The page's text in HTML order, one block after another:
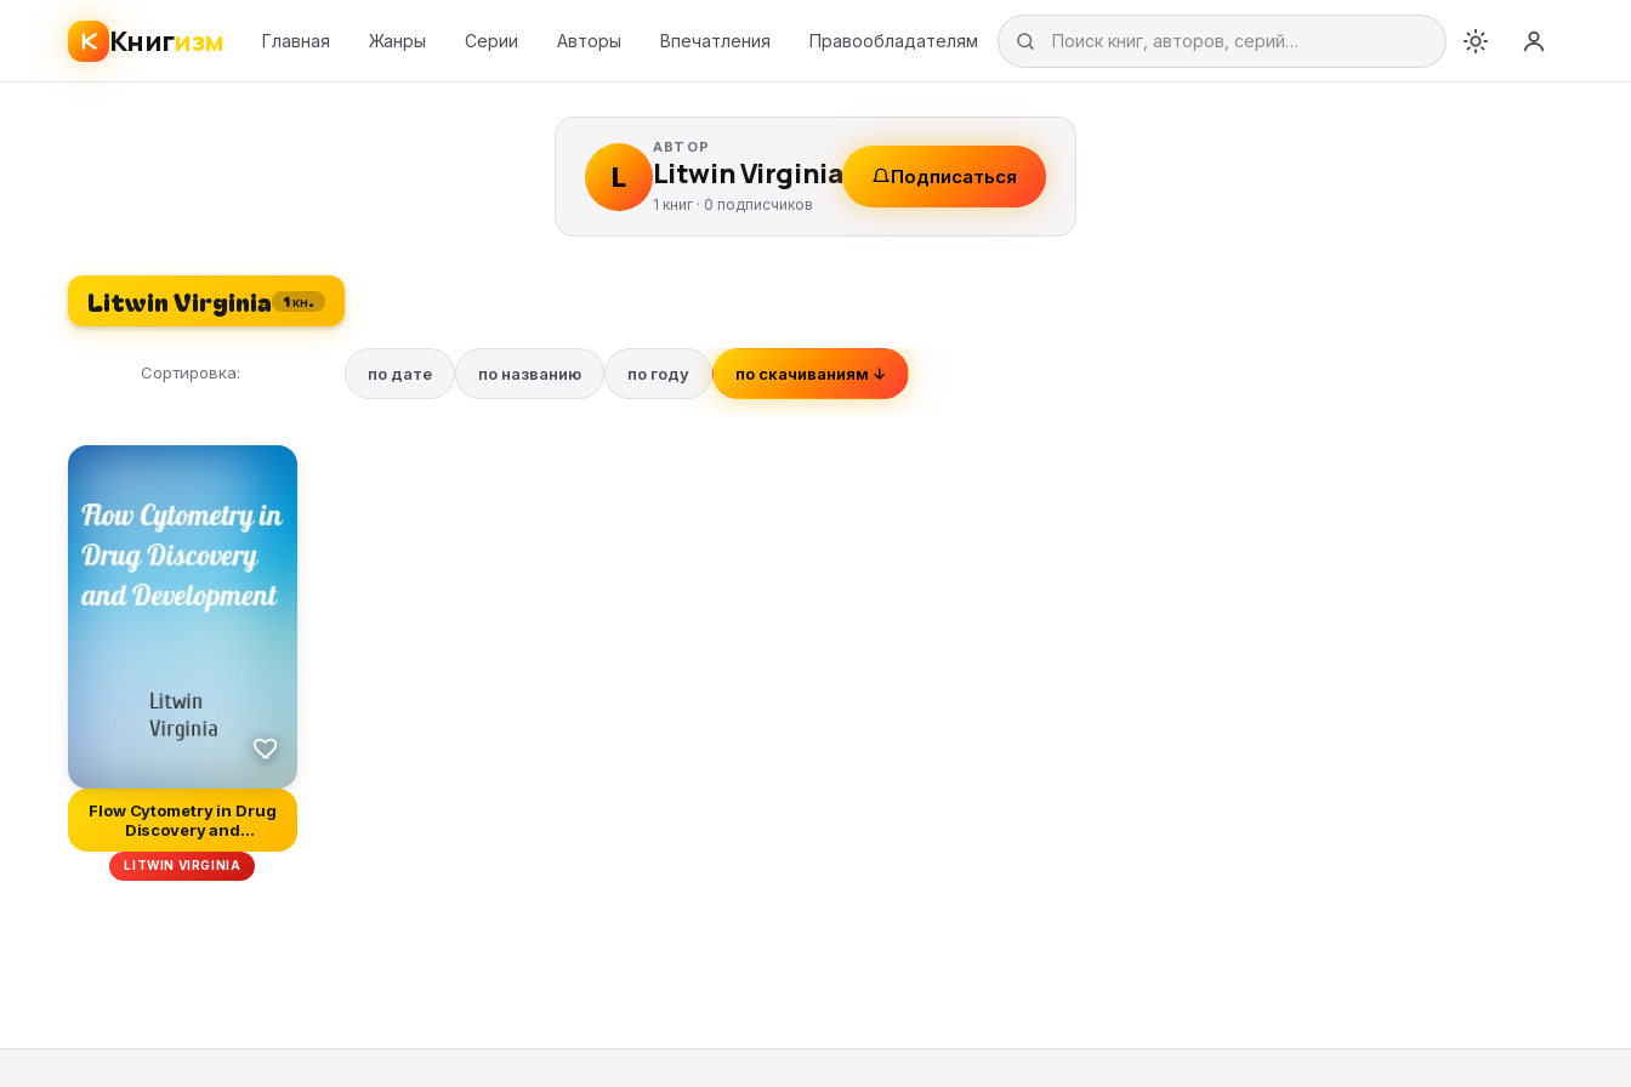
Книгизм Главная Жанры Серии Авторы Впечатления Правообладателям
L
АВТОР
Litwin Virginia
1 книг · 0 подписчиков
Подписаться
Litwin Virginia 1 кн.
Сортировка: по дате по названию по году по скачиваниям ↓
Flow Cytometry in Drug
Discovery and
Development
LITWIN VIRGINIA